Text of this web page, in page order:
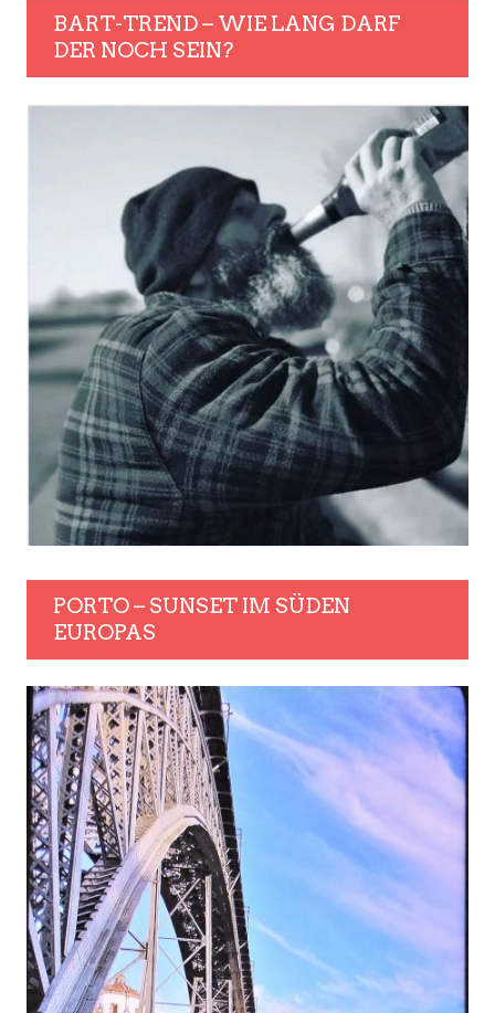
BART-TREND – WIE LANG DARF
DER NOCH SEIN?
PORTO – SUNSET IM SÜDEN
EUROPAS